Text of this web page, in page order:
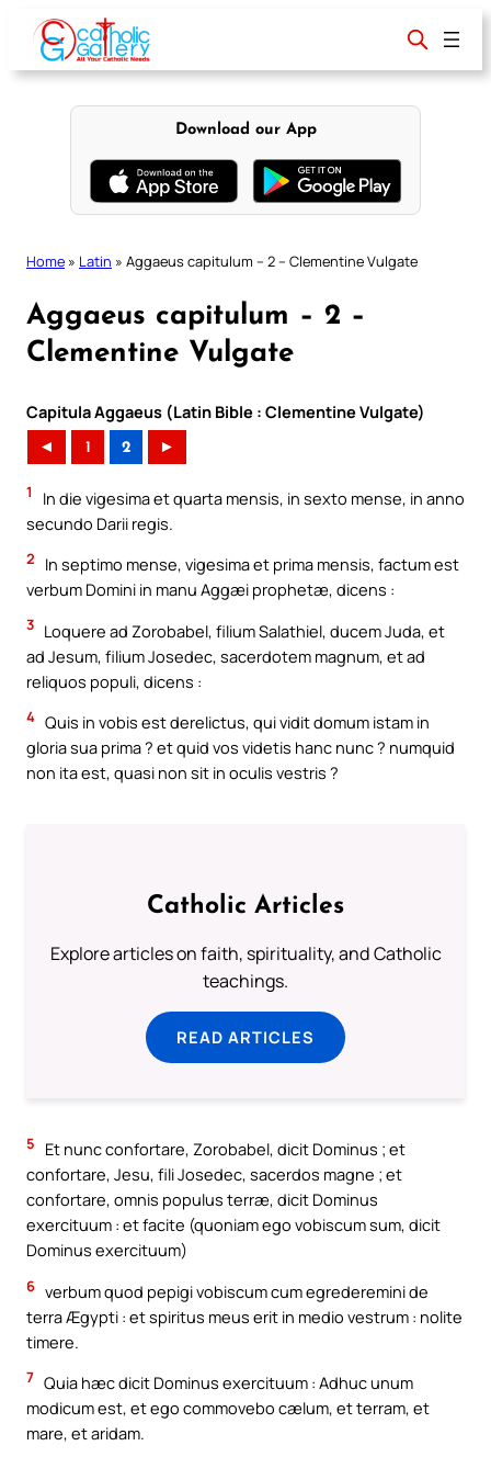
content
Download our App
Home » Latin » Aggaeus capitulum – 2 – Clementine Vulgate
Aggaeus capitulum – 2 –
Clementine Vulgate
Capitula Aggaeus (Latin Bible : Clementine Vulgate)
◄ 1 2 ►
1
In die vigesima et quarta mensis, in sexto mense, in anno
secundo Darii regis.
2
In septimo mense, vigesima et prima mensis, factum est
verbum Domini in manu Aggæi prophetæ, dicens :
3 Loquere ad Zorobabel, filium Salathiel, ducem Juda, et
ad Jesum, filium Josedec, sacerdotem magnum, et ad
reliquos populi, dicens :
4 Quis in vobis est derelictus, qui vidit domum istam in
gloria sua prima ? et quid vos videtis hanc nunc ? numquid
non ita est, quasi non sit in oculis vestris ?
Catholic Articles
Explore articles on faith, spirituality, and Catholic
teachings.
READ ARTICLES
5
Et nunc confortare, Zorobabel, dicit Dominus ; et
confortare, Jesu, fili Josedec, sacerdos magne ; et
confortare, omnis populus terræ, dicit Dominus
exercituum : et facite (quoniam ego vobiscum sum, dicit
Dominus exercituum)
6 verbum quod pepigi vobiscum cum egrederemini de
terra Ægypti : et spiritus meus erit in medio vestrum : nolite
timere.
7 Quia hæc dicit Dominus exercituum : Adhuc unum
modicum est, et ego commovebo cælum, et terram, et
mare, et aridam.